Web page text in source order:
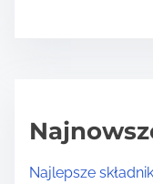
Najlepsze